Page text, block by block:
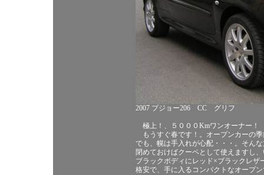
2007 プジョー206 CC グリフ
極上！、５０００Kmワンオーナー
もうすぐ春です！。オープンカーの
でも、幌は手入れが心配・・・。そん
閉めておけばクーペとして使えますし
ブラックボディにレッド×ブラックレザ
格安で、手に入るコンパクトなオープ